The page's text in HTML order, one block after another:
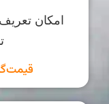
امکان